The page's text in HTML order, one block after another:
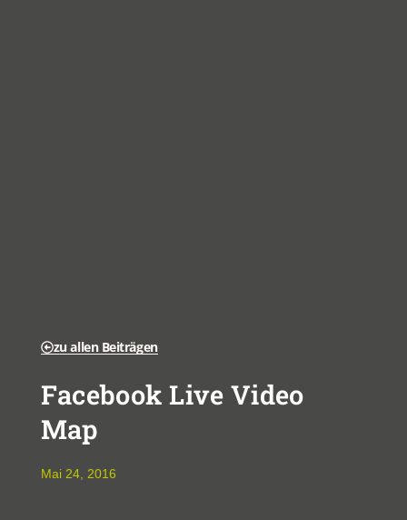
zu allen Beiträgen
Facebook Live Video
Map
Mai 24, 2016